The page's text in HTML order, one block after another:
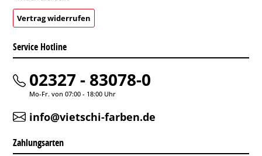
Vertrag widerrufen
Service Hotline
02327 - 83078-0
Mo-Fr. von 07:00 - 18:00 Uhr
info@vietschi-farben.de
Zahlungsarten